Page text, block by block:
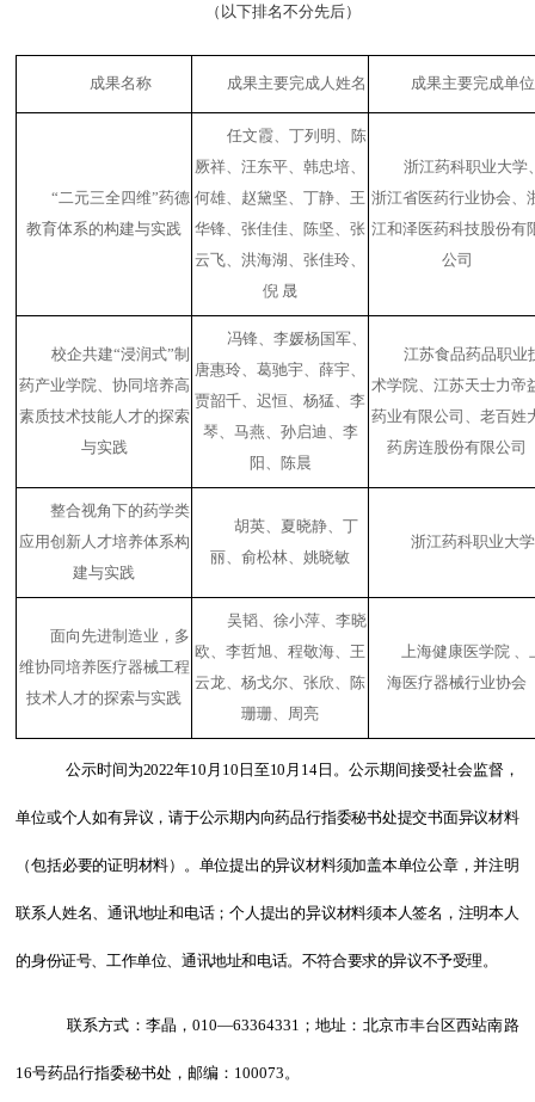
（ 以下排名不分先后）
成果名称 成果主要完成人姓名 成果主要完成单位
“二元三全四维”药德
教育体系的构建与实践
任文霞、丁列明、陈
厥祥、汪东平、韩忠培、
何雄、赵黛坚、丁静、王
华锋、张佳佳、陈坚、张
云飞、洪海湖、张佳玲、
倪 晟
浙江药科职业大学
浙江省医药行业协会、
江和泽医药科技股份有
公司
校企共建“浸润式”制
药产业学院、协同培养高
素质技术技能人才的探索
与实践
冯锋、李媛杨国军、
唐惠玲、葛驰宇、薛宇、
贾韶千、迟恒、杨猛、李
琴、马燕、孙启迪、李
阳、陈晨
江苏食品药品职业
术学院、江苏天士力帝
药业有限公司、老百姓
药房连股份有限公司
整合视角下的药学类
应用创新人才培养体系构
建与实践
胡英、夏晓静、丁
丽、俞松林、姚晓敏
浙江药科职业大学
面向先进制造业，多
维协同培养医疗器械工程
技术人才的探索与实践
吴韬、徐小萍、李晓
欧、李哲旭、程敬海、王
云龙、杨戈尔、张欣、陈
珊珊、周亮
上海健康医学院 、
海医疗器械行业协会
公示时间为2022年10 月 10 日至10 月 14 日。公示期间接受社会监督，
单位或个人如有异议，请于公示期内向药品行指委秘书处提交书面异议材料
（包括必要的证明材料）。单位提出的异议材料须加盖本单位公章，并注明
联系人姓名、通讯地址和电话；个人提出的异议材料须本人签名，注明本人
的身份证号、工作单位、通讯地址和电话。不符合要求的异议不予受理。
联系方式：李晶，010—63364331 ；地址：北京市丰台区西站南路
16号药品行指委秘书处，邮编： 100073 。